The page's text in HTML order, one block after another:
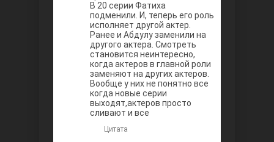
В 20 серии Фатиха
подменили. И, теперь его роль
исполняет другой актер.
Ранее и Абдулу заменили на
другого актера. Смотреть
становится неинтересно,
когда актеров в главной роли
заменяют на других актеров.
Вообще у них не понятно все
когда новые серии
выходят,актеров просто
сливают и все
Цитата